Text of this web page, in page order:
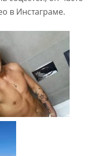
в Инстаграме.